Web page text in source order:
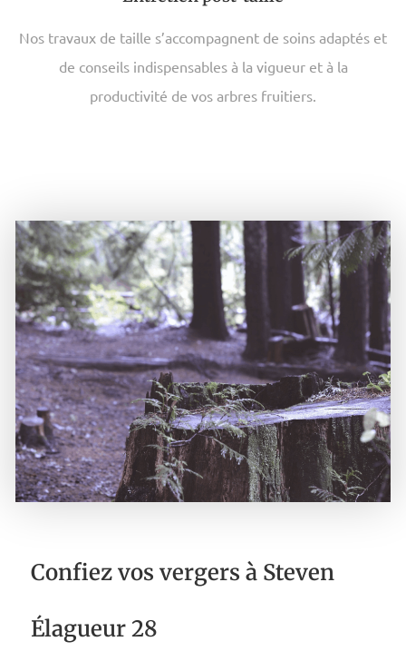
Nos travaux de taille s’accompagnent de soins adaptés et
de conseils indispensables à la vigueur et à la
productivité de vos arbres fruitiers.
Confiez vos vergers à Steven
Élagueur 28